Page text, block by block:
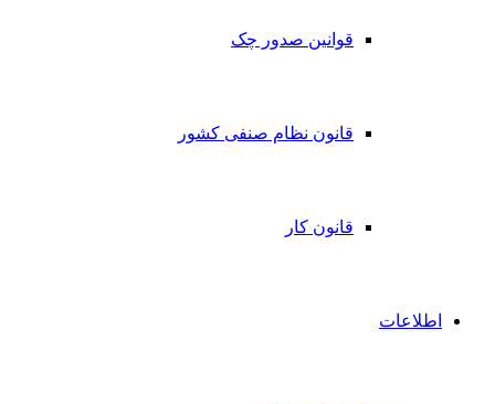
قوانین صدور چک
قانون نظام صنفی کشور
قانون کار
اطلاعات